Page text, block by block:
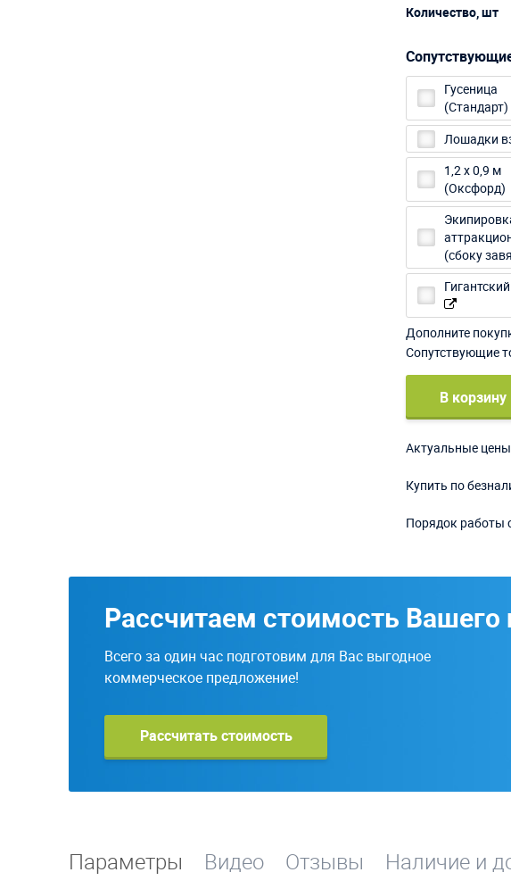
Количество, шт
Гусеница
(Стандарт)
Лошадки
1,2 х 0,9 м
(Оксфорд)
(сбоку
Дополните
Сопутствующие
В корзину
Актуальные
Купить по
Порядок работы
Рассчитаем стоимость Вашего
Всего за один час подготовим для Вас выгодное
коммерческое предложение!
Рассчитать стоимость
Параметры Видео Отзывы Наличие и